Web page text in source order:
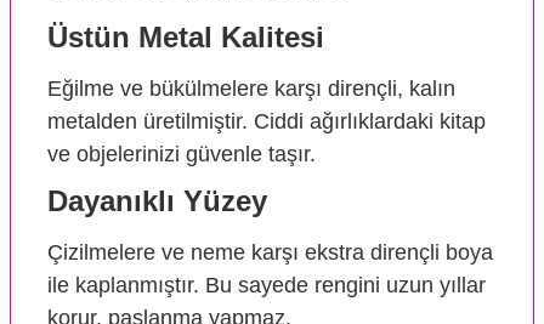
Üstün Metal Kalitesi
Eğilme ve bükülmelere karşı dirençli, kalın
metalden üretilmiştir. Ciddi ağırlıklardaki kitap
ve objelerinizi güvenle taşır.
Dayanıklı Yüzey
Çizilmelere ve neme karşı ekstra dirençli boya
ile kaplanmıştır. Bu sayede rengini uzun yıllar
korur, paslanma yapmaz.